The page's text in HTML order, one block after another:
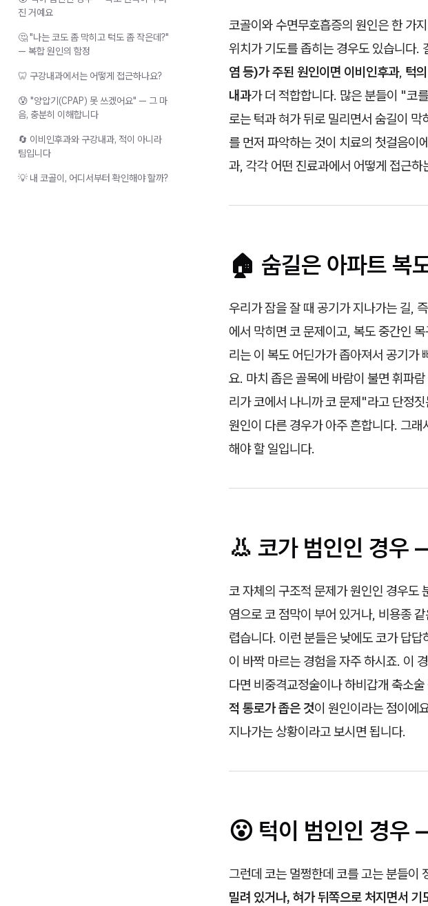
코골이와 수면무호흡증의 원인은 한 가
위치가 기도를 좁히는 경우도 있습니다.
염 등)가 주된 원인이면 이비인후과, 턱
내과가 더 적합합니다. 많은 분들이 "코
로는 턱과 혀가 뒤로 밀리면서 숨길이
를 먼저 파악하는 것이 치료의 첫걸음이
과, 각각 어떤 진료과에서 어떻게 접근
🏠 숨길은 아파트 복
우리가 잠을 잘 때 공기가 지나가는 길,
에서 막히면 코 문제이고, 복도 중간인
리는 이 복도 어딘가가 좁아져서 공기가
요. 마치 좁은 골목에 바람이 불면 휘파
리가 코에서 나니까 코 문제"라고 단정
원인이 다른 경우가 아주 흔합니다. 그래
해야 할 일입니다.
👃 코가 범인인 경우
코 자체의 구조적 문제가 원인인 경우도
염으로 코 점막이 부어 있거나, 비용종
렵습니다. 이런 분들은 낮에도 코가 답
이 바짝 마르는 경험을 자주 하시죠. 이
다면 비중격교정술이나 하비갑개 축소
적 통로가 좁은 것이 원인이라는 점이에
지나가는 상황이라고 보시면 됩니다.
😮 턱이 범인인 경우
그런데 코는 멀쩡한데 코를 고는 분들이
밀려 있거나, 혀가 뒤쪽으로 처지면서 기
진 거예요
🤔 "나는 코도 좀 막히고 턱도 좀 작은데?"
— 복합 원인의 함정
🦷 구강내과에서는 어떻게 접근하나요?
😰 "양압기(CPAP) 못 쓰겠어요" — 그 마
음, 충분히 이해합니다
🔄 이비인후과와 구강내과, 적이 아니라
팀입니다
💡 내 코골이, 어디서부터 확인해야 할까?